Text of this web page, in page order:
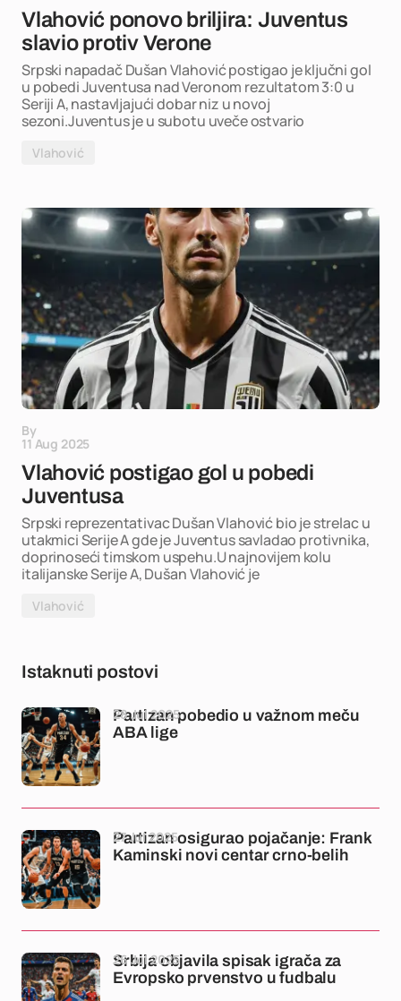
Vlahović ponovo briljira: Juventus
slavio protiv Verone
Srpski napadač Dušan Vlahović postigao je ključni gol
u pobedi Juventusa nad Veronom rezultatom 3:0 u
Seriji A, nastavljajući dobar niz u novoj
sezoni.Juventus je u subotu uveče ostvario
Vlahović
By
11 Aug 2025
Vlahović postigao gol u pobedi
Juventusa
Srpski reprezentativac Dušan Vlahović bio je strelac u
utakmici Serije A gde je Juventus savladao protivnika,
doprinoseći timskom uspehu.U najnovijem kolu
italijanske Serije A, Dušan Vlahović je
Vlahović
Istaknuti postovi
Partizan pobedio u važnom meču
ABA lige
28 Jul 2025
Partizan osigurao pojačanje: Frank
Kaminski novi centar crno-belih
27 Jul 2025
Srbija objavila spisak igrača za
Evropsko prvenstvo u fudbalu
26 Jul 2025